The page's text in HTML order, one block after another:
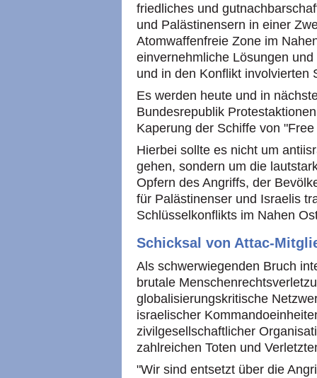
friedliches und
und Palästinensern in einer
Atomwaffenfreie Zone im
einvernehmliche Lösungen
und in den Konflikt involvierten
Es werden heute und in
Bundesrepublik
Kaperung der Schiffe von
Hierbei sollte es nicht um
gehen, sondern um die
Opfern des Angriffs, der
für Palästinenser und Israelis
Schlüsselkonflikts im Nahen
Schicksal von Attac-
Als schwerwiegenden Bruch
brutale
globalisierungskritische
israelischer
zivilgesellschaftlicher
zahlreichen Toten und
"Wir sind entsetzt über die